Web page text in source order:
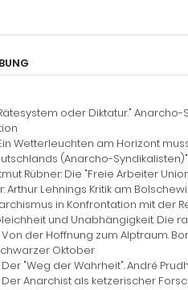
oder Diktatur."
Wetterleuchten am Horizont
(Anarcho-
Rübner: Die "Freie Arbeiter
Arthur Lehnings Kritik am
in Konfrontation mit der
und Unabhängigkeit. Die
der Hoffnung zum Alptraum.
Oktober
"Weg der Wahrheit". André
Anarchist als ketzerischer